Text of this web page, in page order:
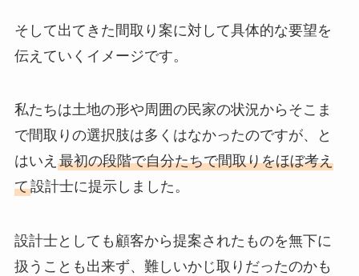
そして出てきた間取り案に対して具体的な要望を
伝えていくイメージです。
私たちは土地の形や周囲の民家の状況からそこま
で間取りの選択肢は多くはなかったのですが、と
はいえ 最初の段階で自分たちで間取りをほぼ考え
て設計士に提示しました。
設計士としても顧客から提案されたものを無下に
扱うことも出来ず、難しいかじ取りだったのかも